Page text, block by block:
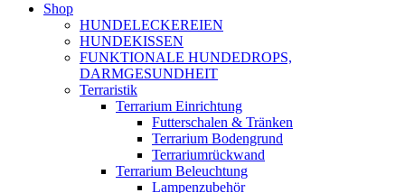
Shop
HUNDELECKEREIEN
HUNDEKISSEN
FUNKTIONALE HUNDEDROPS,
DARMGESUNDHEIT
Terraristik
Terrarium Einrichtung
Futterschalen & Tränken
Terrarium Bodengrund
Terrariumrückwand
Terrarium Beleuchtung
Lampenzubehör